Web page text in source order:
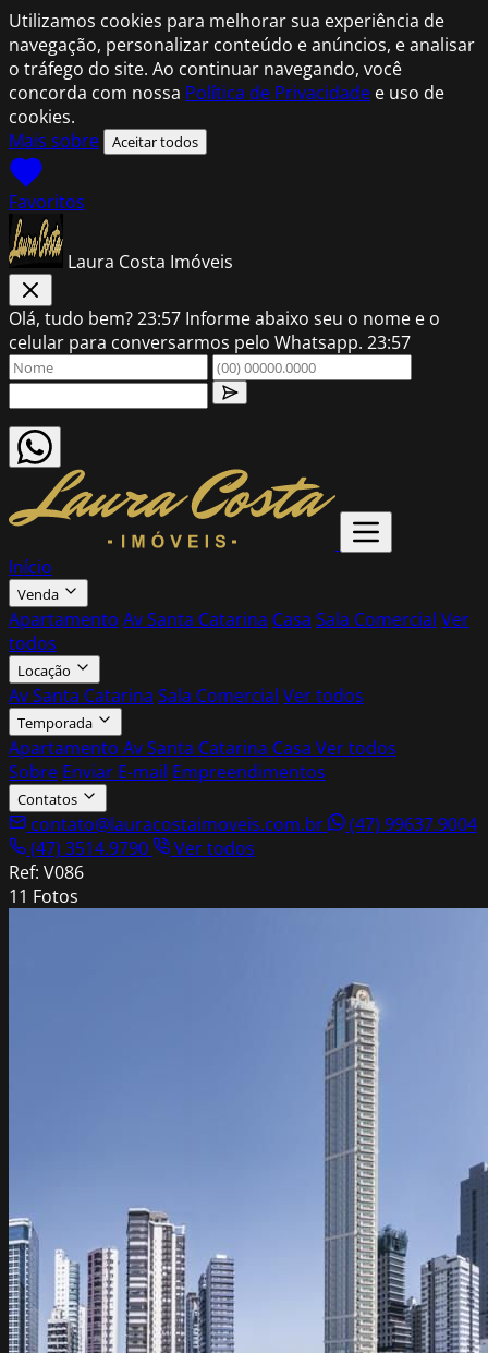
Utilizamos cookies para melhorar sua experiência de
navegação, personalizar conteúdo e anúncios, e analisar
o tráfego do site. Ao continuar navegando, você
concorda com nossa Política de Privacidade e uso de
cookies.
Mais sobre
Aceitar todos
Favoritos
Laura Costa Imóveis
Olá, tudo bem?23:57 Informe abaixo seu o nome e o
celular para conversarmos pelo Whatsapp. 23:57
Início
Venda
Apartamento Av Santa Catarina Casa Sala Comercial Ver
todos
Locação
Av Santa Catarina Sala Comercial Ver todos
Temporada
Apartamento Av Santa Catarina Casa Ver todos
Sobre Enviar E-mail Empreendimentos
Contatos
contato@lauracostaimoveis.com.br
(47) 99637.9004
(47) 3514.9790
Ver todos
Ref: V086
11 Fotos